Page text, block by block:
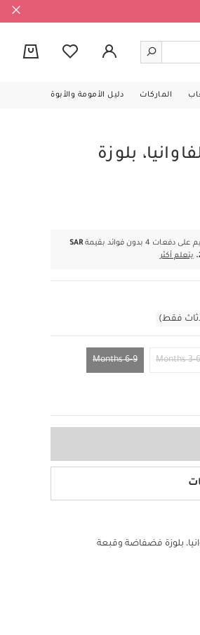
الماركات دليل الأمومة والأبوة
بلوزة
دفعات 4 بدون فوائد بقيمة
SAR
يتعلم أكثر
3-6 Months
6-9 Months
بلوزة فضفاضة وقبعة